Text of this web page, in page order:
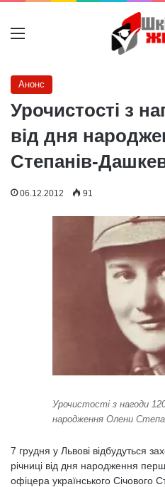
Меню
Анонс
Урочистості з
від дня
Степанів-
06.12.2012 91
Урочистості з нагоди
народження Олени
7 грудня у Львові відбудуться
річниці від дня народження
офіцера українського Січового